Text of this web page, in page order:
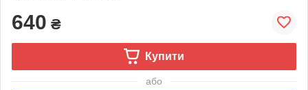
640 ₴
Купити
або